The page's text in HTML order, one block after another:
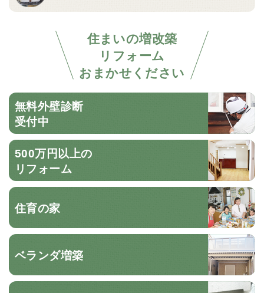
住まいの増改築
リフォーム
おまかせください
無料外壁診断
受付中
500万円以上の
リフォーム
住育の家
ベランダ増築